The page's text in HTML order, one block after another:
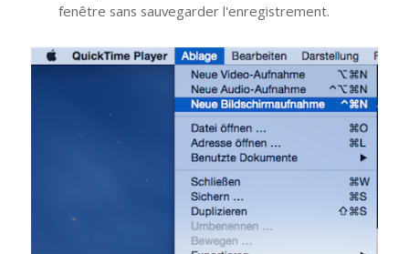
fenêtre sans sauvegarder l'enregistrement.